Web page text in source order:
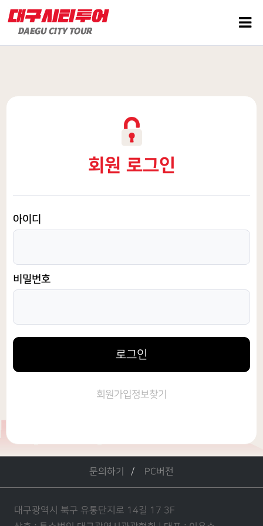
회원 로그인
아이디
비밀번호
로그인
회원가입정보찾기
문의하기 PC버전
대구광역시 북구 유통단지로 14길 17 3F